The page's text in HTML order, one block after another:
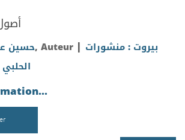
حسين, Auteur | بيروت : منشورات